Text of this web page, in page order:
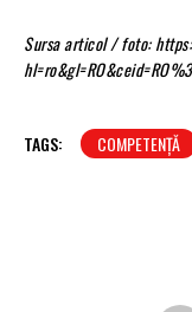
Sursa articol / foto:
TAGS: COMPETENȚĂ